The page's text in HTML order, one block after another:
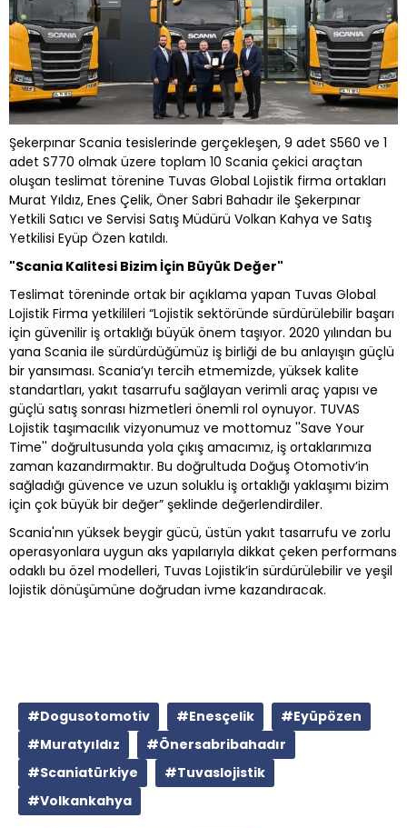
Şekerpınar Scania tesislerinde gerçekleşen, 9 adet S560 ve 1
adet S770 olmak üzere toplam 10 Scania çekici araçtan
oluşan teslimat törenine Tuvas Global Lojistik firma ortakları
Murat Yıldız, Enes Çelik, Öner Sabri Bahadır ile Şekerpınar
Yetkili Satıcı ve Servisi Satış Müdürü Volkan Kahya ve Satış
Yetkilisi Eyüp Özen katıldı.
"Scania Kalitesi Bizim İçin Büyük Değer"
Teslimat töreninde ortak bir açıklama yapan Tuvas Global
Lojistik Firma yetkilileri “Lojistik sektöründe sürdürülebilir başarı
için güvenilir iş ortaklığı büyük önem taşıyor. 2020 yılından bu
yana Scania ile sürdürdüğümüz iş birliği de bu anlayışın güçlü
bir yansıması. Scania’yı tercih etmemizde, yüksek kalite
standartları, yakıt tasarrufu sağlayan verimli araç yapısı ve
güçlü satış sonrası hizmetleri önemli rol oynuyor. TUVAS
Lojistik taşımacılık vizyonumuz ve mottomuz ''Save Your
Time'' doğrultusunda yola çıkış amacımız, iş ortaklarımıza
zaman kazandırmaktır. Bu doğrultuda Doğuş Otomotiv’in
sağladığı güvence ve uzun soluklu iş ortaklığı yaklaşımı bizim
için çok büyük bir değer” şeklinde değerlendirdiler.
Scania'nın yüksek beygir gücü, üstün yakıt tasarrufu ve zorlu
operasyonlara uygun aks yapılarıyla dikkat çeken performans
odaklı bu özel modelleri, Tuvas Lojistik’in sürdürülebilir ve yeşil
lojistik dönüşümüne doğrudan ivme kazandıracak.
#Dogusotomotiv #Enesçelik
#Eyüpözen
#Muratyıldız
#Önersabribahadır
#Scaniatürkiye
#Tuvaslojistik
#Volkankahya